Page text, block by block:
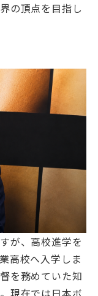
の頂点を目指し
が、高校進学を
高校へ入学しま
を務めていた知
現在では日本ボ